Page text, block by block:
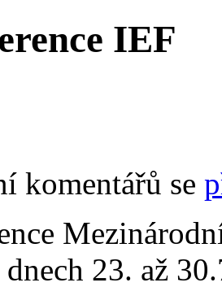
IEF
komentářů se
dnech 23. až